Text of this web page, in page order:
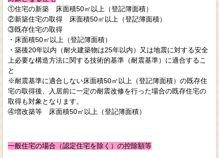
①住宅の新築 床面積50㎡以上（登記簿面積）
②新築住宅の取得 床面積50㎡以上（登記簿面積）
③既存住宅の取得
・床面積50㎡以上（登記簿面積）
・築後20年以内（耐火建築物は25年以内）又は地震に対する安全
上必要な構造方法に関する技術的基準（耐震基準）に適合するこ
と
※耐震基準に適合しない床面積50㎡以上（登記簿面積）の既存住
宅の取得後、入居前に一定の耐震改修を行った場合の既存住宅の
取得も対象となります。
④増改築等 床面積50㎡以上（登記簿面積）
一般住宅の場合（認定住宅を除く）の控除額等